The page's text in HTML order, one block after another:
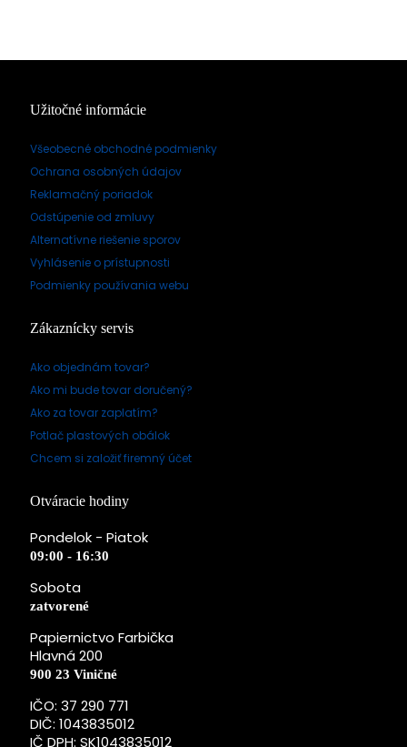
Užitočné informácie
Všeobecné obchodné podmienky
Ochrana osobných údajov
Reklamačný poriadok
Odstúpenie od zmluvy
Alternatívne riešenie sporov
Vyhlásenie o prístupnosti
Podmienky používania webu
Zákaznícky servis
Ako objednám tovar?
Ako mi bude tovar doručený?
Ako za tovar zaplatím?
Potlač plastových obálok
Chcem si založiť firemný účet
Otváracie hodiny
Pondelok - Piatok
09:00 - 16:30
Sobota
zatvorené
Papiernictvo Farbička
Hlavná 200
900 23 Viničné
IČO: 37 290 771
DIČ: 1043835012
IČ DPH: SK1043835012